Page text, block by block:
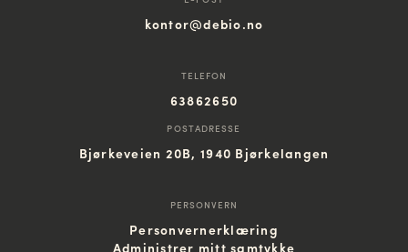
kontor@debio.no
TELEFON
63862650
POSTADRESSE
Bjørkeveien 20B, 1940 Bjørkelangen
PERSONVERN
Personvernerklæring
Administrer mitt samtykke